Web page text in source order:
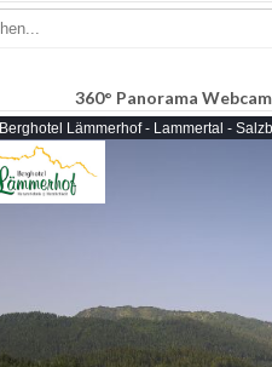
360° Panorama Webcam
Berghotel Lämmerhof - Lammertal -